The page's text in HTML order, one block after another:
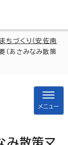
まちづくり（安佐南
（あさみなみ散策
メニュー
み散策マ